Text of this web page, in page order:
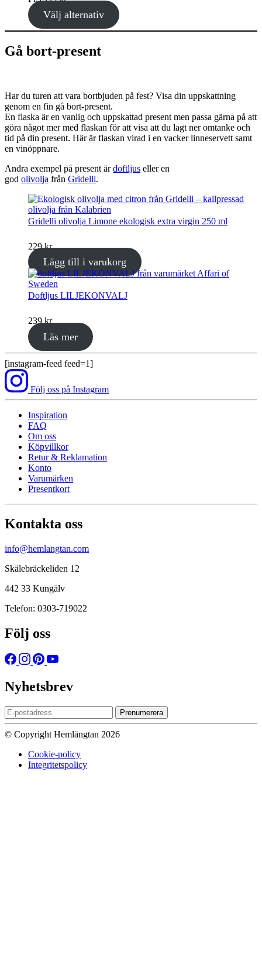
Välj alternativ
Gå bort-present
Har du turen att vara bortbjuden på fest? Visa din uppskattning
genom en fin gå bort-present.
En flaska är en vanlig och uppskattad present men passa gärna på att
göra något mer med flaskan för att visa att du lagt ner omtanke och
tid på din present. Här är flaskan virad i en vacker linneservett samt
en vinöppnare.
Andra exempel på present ärdoftljus eller en
god olivolja från Gridelli.
Gridelli olivolja Limone ekologisk extra virgin 250 ml
229kr
Lägg till i varukorg
Doftljus LILJEKONVALJ
239kr
Läs mer
[instagram-feed feed=1]
Följ oss på Instagram
Inspiration
FAQ
Om oss
Köpvillkor
Retur & Reklamation
Konto
Varumärken
Presentkort
Kontakta oss
info@hemlangtan.com
Skälebräckeliden 12
442 33 Kungälv
Telefon: 0303-719022
Följ oss
Nyhetsbrev
Prenumerera
© Copyright Hemlängtan 2026
Cookie-policy
Integritetspolicy